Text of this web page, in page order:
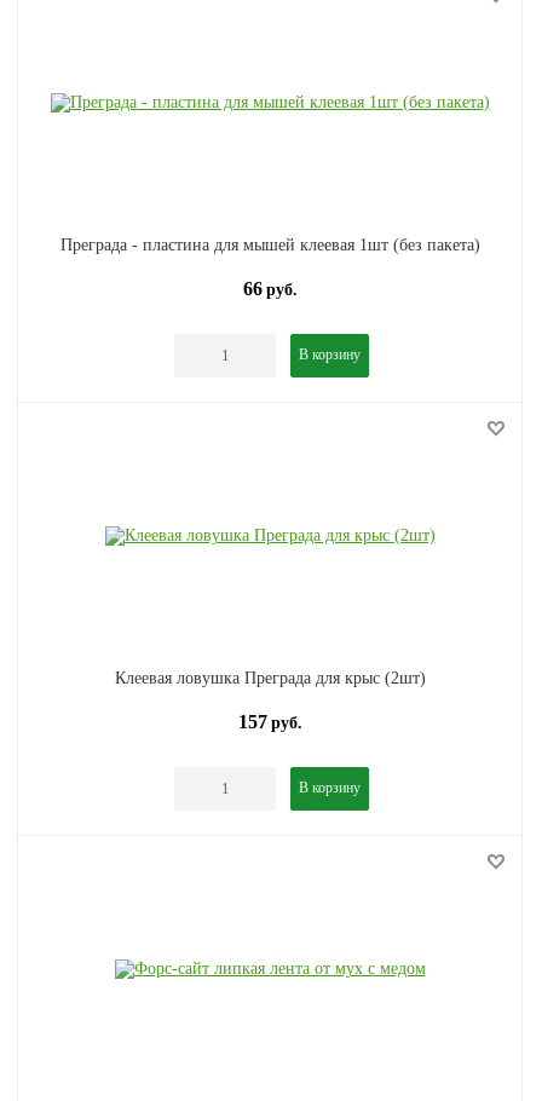
Преграда - пластина для мышей клеевая 1шт (без пакета)
66 руб.
В корзину
Клеевая ловушка Преграда для крыс (2шт)
157 руб.
В корзину